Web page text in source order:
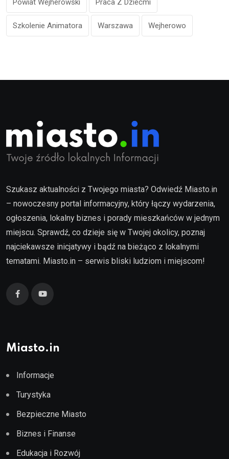
Szkolenie Animatora Warszawa Wejherowo
Szukasz aktualności z Twojego miasta? Odwiedź Miasto.in
– nowoczesny portal informacyjny, który łączy wydarzenia,
ogłoszenia, lokalny biznes i porady mieszkańców w jednym
miejscu. Sprawdź, co dzieje się w Twojej okolicy, poznaj
najciekawsze inicjatywy i bądź na bieżąco z lokalnymi
tematami. Miasto.in – serwis bliski ludziom i miejscom!
Miasto.in
Informacje
Turystyka
Bezpieczne Miasto
Biznes i Finanse
Edukacja i Rozwój